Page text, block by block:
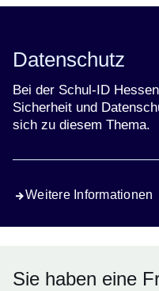
Datenschutz
Bei der Schul-ID
Sicherheit und
sich zu diesem Thema.
Weitere Informationen
Sie haben eine